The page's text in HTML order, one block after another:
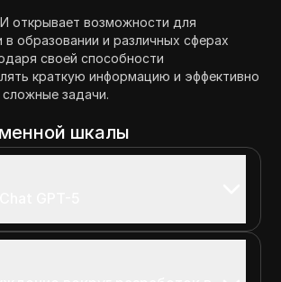
открывает возможности для
образовании и различных сферах
своей способности
краткую информацию и эффективно
задачи.
шкалы